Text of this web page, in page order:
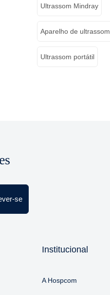
Ultrassom Mindray
Aparelho de ultrassom
Ultrassom portátil
se
Institucional
A Hospcom